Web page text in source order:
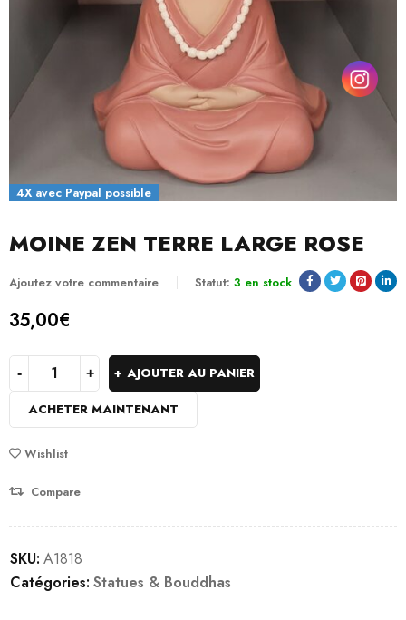
4X avec Paypal possible
MOINE ZEN TERRE LARGE ROSE
Ajoutez votre commentaire Statut: 3 en stock
35,00€
AJOUTER AU PANIER
ACHETER MAINTENANT
Wishlist
Compare
SKU: A1818
Catégories: Statues & Bouddhas